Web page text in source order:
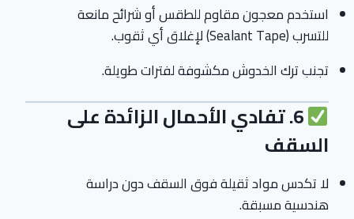
استخدم معجون مقاوم للطقس أو شرائح مانعة
للتسرب (Sealant Tape) لإغلاق أي ثقوب.
تجنب ترك الخدوش مكشوفة لفترات طويلة.
6. تفادي الأحمال الزائدة على
السقف
لا تكدس مواد ثقيلة فوق السقف دون دراسة
هندسية مسبقة.